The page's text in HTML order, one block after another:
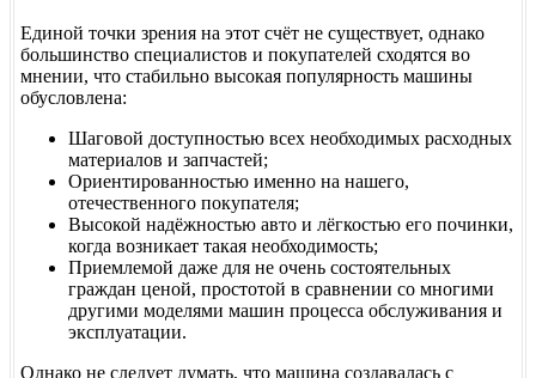
Единой точки зрения на этот счёт не существует, однако
большинство специалистов и покупателей сходятся во
мнении, что стабильно высокая популярность машины
обусловлена:
Шаговой доступностью всех необходимых расходных
материалов и запчастей;
Ориентированностью именно на нашего,
отечественного покупателя;
Высокой надёжностью авто и лёгкостью его починки,
когда возникает такая необходимость;
Приемлемой даже для не очень состоятельных
граждан ценой, простотой в сравнении со многими
другими моделями машин процесса обслуживания и
эксплуатации.
Однако не следует думать, что машина создавалась с